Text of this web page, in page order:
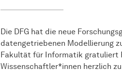
Die DFG hat die neue
datengetriebenen Modellierung
Fakultät für Informatik gratuliert
Wissenschaftler*innen herzlich